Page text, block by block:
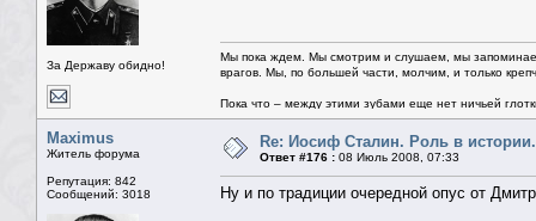
За Державу обидно!
Мы пока ждем. Мы смотрим и слушаем, мы
врагов. Мы, по большей части, молчим, и только
Пока что – между этими зубами еще нет ничьей
Maximus
Житель форума
Репутация: 842
Сообщений: 3018
Re: Иосиф Сталин. Роль в истории.
Ответ #176 : 08 Июль 2008, 07:33
Ну и по традиции очередной опус от